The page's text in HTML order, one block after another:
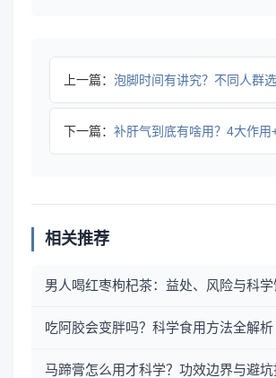
上一篇： 泡脚时间有讲究？不同人群选对时
下一篇： 补肝气到底有啥用？4大作用+科学调理
相关推荐
男人喝红枣枸杞茶：益处、风险与科
吃阿胶会变胖吗？科学食用方法全解析
马蹄膏怎么用才科学？功效边界与避坑